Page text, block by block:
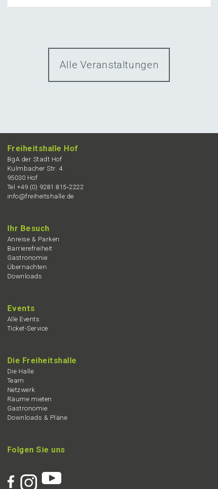
Alle Veranstaltungen
Freiheits­hal­le Hof
BgA der Stadt Hof
Kulmba­cher Str. 4
95030 Hof
Tel +49 (0) 9281 815‑2222
info@freiheitshalle.de
Ihr Besuch
Anrei­se & Parken
Barrie­re­frei­heit
Gastro­no­mie
Übernach­ten
Downloads
Events
Alle Events
Ticket-Service
Die Freiheits­hal­le
Die Halle
Team
Netzwerk
Räume mieten
Gastro­no­mie
Downloads & Pläne
Folgen Sie uns